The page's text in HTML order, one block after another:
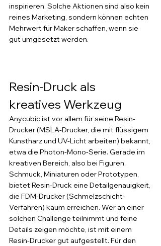
inspirieren. Solche Aktionen sind also kein
reines Marketing, sondern können echten
Mehrwert für Maker schaffen, wenn sie
gut umgesetzt werden.
Resin-Druck als
kreatives Werkzeug
Anycubic ist vor allem für seine Resin-
Drucker (MSLA-Drucker, die mit flüssigem
Kunstharz und UV-Licht arbeiten) bekannt,
etwa die Photon-Mono-Serie. Gerade im
kreativen Bereich, also bei Figuren,
Schmuck, Miniaturen oder Prototypen,
bietet Resin-Druck eine Detailgenauigkeit,
die FDM-Drucker (Schmelzschicht-
Verfahren) kaum erreichen. Wer an einer
solchen Challenge teilnimmt und feine
Details zeigen möchte, ist mit einem
Resin-Drucker gut aufgestellt. Für den